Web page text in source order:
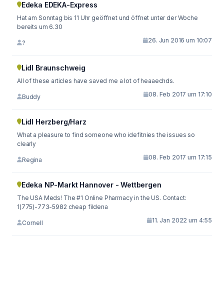
Edeka EDEKA-Express
Hat am Sonntag bis 11 Uhr geöffnet und öffnet unter der Woche
bereits um 6.30
? 26. Jun 2016 um 10:07
Lidl Braunschweig
All of these articles have saved me a lot of heaaechds.
Buddy 08. Feb 2017 um 17:10
Lidl Herzberg/Harz
What a pleasure to find someone who idefitnies the issues so
clearly
Regina 08. Feb 2017 um 17:15
Edeka NP-Markt Hannover - Wettbergen
The USA Meds! The #1 Online Pharmacy in the US. Contact:
1(775)-773-5982 cheap fildena
Cornell 11. Jan 2022 um 4:55